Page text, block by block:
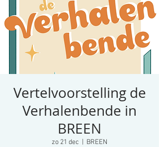
Vertelvoorstelling de
Verhalenbende in
BREEN
zo 21 dec BREEN